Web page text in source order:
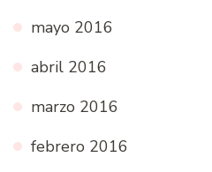
mayo 2016
abril 2016
marzo 2016
febrero 2016